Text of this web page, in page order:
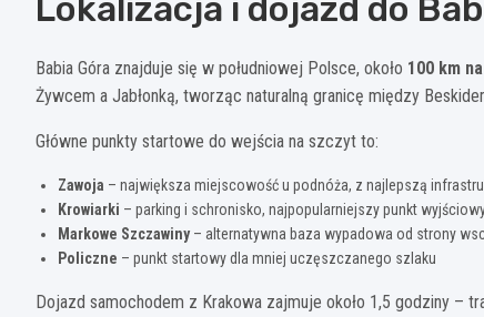
Lokalizacja i dojazd do
Babia Góra znajduje się w południowej Polsce, około 100 km
Żywcem a Jabłonką, tworząc naturalną granicę między
Główne punkty startowe do wejścia na szczyt to:
Zawoja – największa miejscowość u podnóża, z najlepszą
Krowiarki – parking i schronisko, najpopularniejszy punkt
Markowe Szczawiny– alternatywna baza wypadowa od strony
Policzne – punkt startowy dla mniej uczęszczanego szlaku
Dojazd samochodem z Krakowa zajmuje około 1,5 godziny –